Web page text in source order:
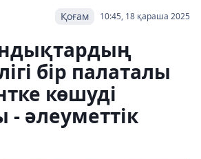
10:45, 18 қараша 2025
Қоғам
бір палаталы
көшуді
әлеуметтік